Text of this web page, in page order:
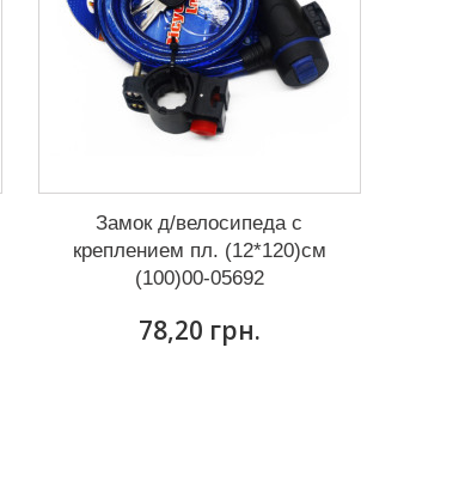
Замок д/велосипеда с
креплением пл. (12*120)см
(100)00-05692
78,20 грн.